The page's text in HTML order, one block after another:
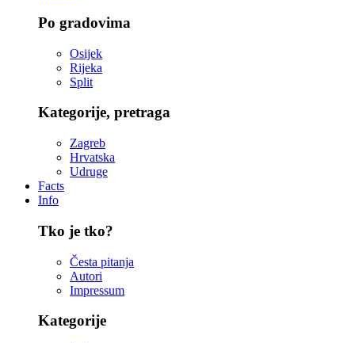
Po gradovima
Osijek
Rijeka
Split
Kategorije, pretraga
Zagreb
Hrvatska
Udruge
Facts
Info
Tko je tko?
Česta pitanja
Autori
Impressum
Kategorije